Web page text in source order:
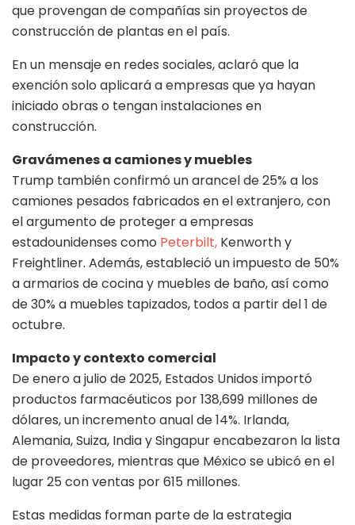
que provengan de compañías sin proyectos de
construcción de plantas en el país.
En un mensaje en redes sociales, aclaró que la
exención solo aplicará a empresas que ya hayan
iniciado obras o tengan instalaciones en
construcción.
Gravámenes a camiones y muebles
Trump también confirmó un arancel de 25% a los
camiones pesados fabricados en el extranjero, con
el argumento de proteger a empresas
estadounidenses como Peterbilt, Kenworth y
Freightliner. Además, estableció un impuesto de 50%
a armarios de cocina y muebles de baño, así como
de 30% a muebles tapizados, todos a partir del 1 de
octubre.
Impacto y contexto comercial
De enero a julio de 2025, Estados Unidos importó
productos farmacéuticos por 138,699 millones de
dólares, un incremento anual de 14%. Irlanda,
Alemania, Suiza, India y Singapur encabezaron la lista
de proveedores, mientras que México se ubicó en el
lugar 25 con ventas por 615 millones.
Estas medidas forman parte de la estrategia